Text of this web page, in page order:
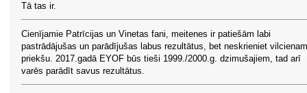
Tā tas ir.
Cienījamie Patrīcijas un Vinetas fani, meitenes ir patiešām labi
pastrādājušas un parādījušas labus rezultātus, bet neskrieniet
priekšu. 2017.gadā EYOF būs tieši 1999./2000.g. dzimušajiem, tad arī
varēs parādīt savus rezultātus.